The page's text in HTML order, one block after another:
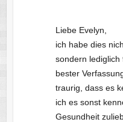
Liebe Evelyn,
ich habe dies
sondern lediglich
bester
traurig, dass es
ich es sonst
Gesundheit